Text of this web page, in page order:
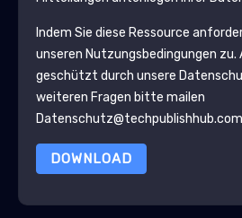
Indem Sie diese Ressource
unseren Nutzungsbedingungen zu.
geschützt durch unsere
weiteren Fragen bitte mailen
Datenschutz@techpublishhub.com
DOWNLOAD